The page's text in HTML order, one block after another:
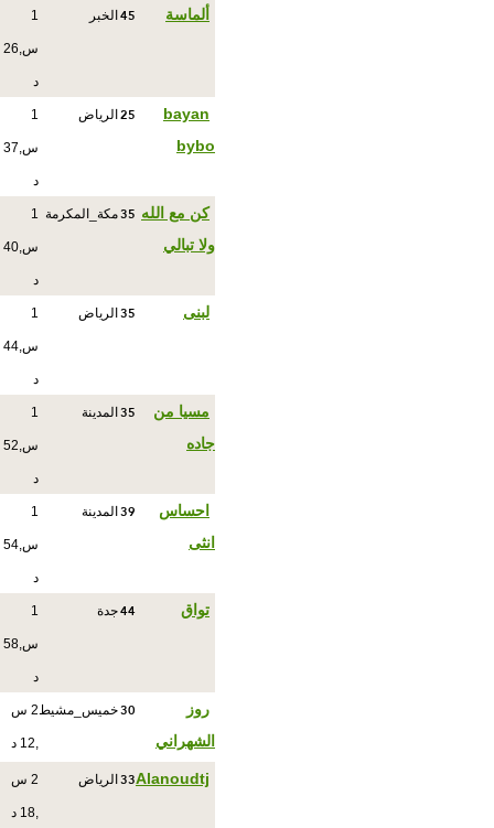
ألماسة 45 الخبر 1
س,26
د
bayan
bybo
25 الرياض 1
س,37
د
كن مع الله
ولا تبالي
35مكة_المكرمة 1
س,40
د
لبنى 35 الرياض 1
س,44
د
مسيا من
جاده
35 المدينة 1
س,52
د
احساس
انثى
39 المدينة 1
س,54
د
تواق 44جدة 1
س,58
د
روز
الشهراني
30خميس_مشيط 2 س
,12 د
Alanoudtj
33 الرياض 2 س
,18 د